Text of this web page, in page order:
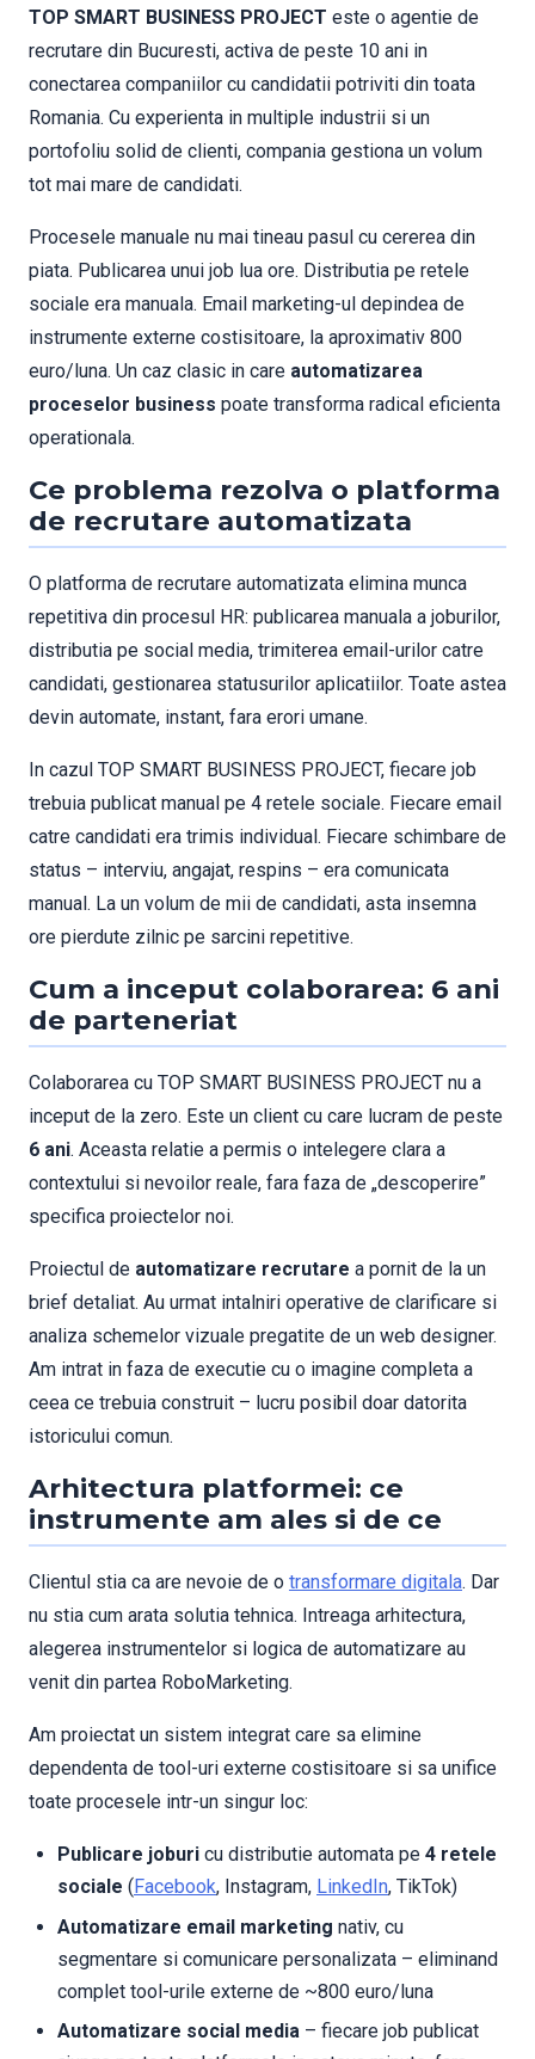
TOP SMART BUSINESS PROJECT este o agentie de
recrutare din Bucuresti, activa de peste 10 ani in
conectarea companiilor cu candidatii potriviti din toata
Romania. Cu experienta in multiple industrii si un
portofoliu solid de clienti, compania gestiona un volum
tot mai mare de candidati.
Procesele manuale nu mai tineau pasul cu cererea din
piata. Publicarea unui job lua ore. Distributia pe retele
sociale era manuala. Email marketing-ul depindea de
instrumente externe costisitoare, la aproximativ 800
euro/luna. Un caz clasic in care automatizarea
proceselor business poate transforma radical eficienta
operationala.
Ce problema rezolva o platforma
de recrutare automatizata
O platforma de recrutare automatizata elimina munca
repetitiva din procesul HR: publicarea manuala a joburilor,
distributia pe social media, trimiterea email-urilor catre
candidati, gestionarea statusurilor aplicatiilor. Toate astea
devin automate, instant, fara erori umane.
In cazul TOP SMART BUSINESS PROJECT, fiecare job
trebuia publicat manual pe 4 retele sociale. Fiecare email
catre candidati era trimis individual. Fiecare schimbare de
status – interviu, angajat, respins – era comunicata
manual. La un volum de mii de candidati, asta insemna
ore pierdute zilnic pe sarcini repetitive.
Cum a inceput colaborarea: 6 ani
de parteneriat
Colaborarea cu TOP SMART BUSINESS PROJECT nu a
inceput de la zero. Este un client cu care lucram de peste
6 ani. Aceasta relatie a permis o intelegere clara a
contextului si nevoilor reale, fara faza de „descoperire”
specifica proiectelor noi.
Proiectul de automatizare recrutare a pornit de la un
brief detaliat. Au urmat intalniri operative de clarificare si
analiza schemelor vizuale pregatite de un web designer.
Am intrat in faza de executie cu o imagine completa a
ceea ce trebuia construit – lucru posibil doar datorita
istoricului comun.
Arhitectura platformei: ce
instrumente am ales si de ce
Clientul stia ca are nevoie de o transformare digitala. Dar
nu stia cum arata solutia tehnica. Intreaga arhitectura,
alegerea instrumentelor si logica de automatizare au
venit din partea RoboMarketing.
Am proiectat un sistem integrat care sa elimine
dependenta de tool-uri externe costisitoare si sa unifice
toate procesele intr-un singur loc:
Publicare joburi cu distributie automata pe 4 retele
sociale ( Facebook, Instagram, LinkedIn, TikTok)
Automatizare email marketing nativ, cu
segmentare si comunicare personalizata – eliminand
complet tool-urile externe de ~800 euro/luna
Automatizare social media – fiecare job publicat